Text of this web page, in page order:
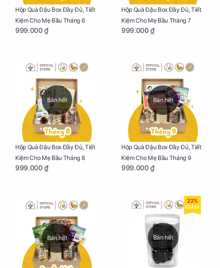
Hộp Quà Đậu Box Đầy Đủ, Tiết
Kiệm Cho Mẹ Bầu Tháng 6
999.000 ₫
Hộp Quà Đậu Box Đầy Đủ, Tiết
Kiệm Cho Mẹ Bầu Tháng 7
999.000 ₫
Bán hết
Hộp Quà Đậu Box Đầy Đủ, Tiết
Kiệm Cho Mẹ Bầu Tháng 8
999.000 ₫
Bán hết
Hộp Quà Đậu Box Đầy Đủ, Tiết
Kiệm Cho Mẹ Bầu Tháng 9
999.000 ₫
Bán hết Bán hết
22%
GIẢM